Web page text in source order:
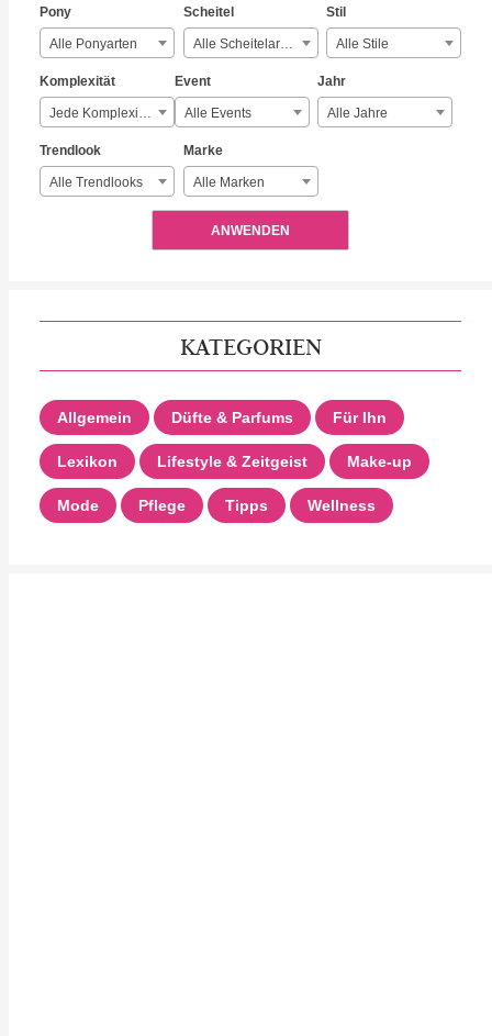
Pony
Alle Ponyarten
Scheitel
Alle Scheitelarten
Stil
Alle Stile
Komplexität
Jede Komplexität
Event
Alle Events
Jahr
Alle Jahre
Trendlook
Alle Trendlooks
Marke
Alle Marken
ANWENDEN
KATEGORIEN
Allgemein Düfte & Parfums Für Ihn
Lexikon Lifestyle & Zeitgeist Make-up
Mode Pflege Tipps Wellness